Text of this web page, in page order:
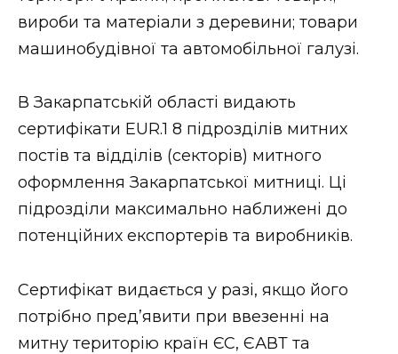
НОВИНИ ЗАХІДНОЇ УКРАЇНИ
ФОТО
ВІДЕО
вироби та матеріали з деревини; товари
машинобудівної та автомобільної галузі.
В Закарпатській області видають
сертифікати EUR.1 8 підрозділів митних
постів та відділів (секторів) митного
оформлення Закарпатської митниці. Ці
підрозділи максимально наближені до
потенційних експортерів та виробників.
Сертифікат видається у разі, якщо його
потрібно пред’явити при ввезенні на
митну територію країн ЄС, ЄАВТ та